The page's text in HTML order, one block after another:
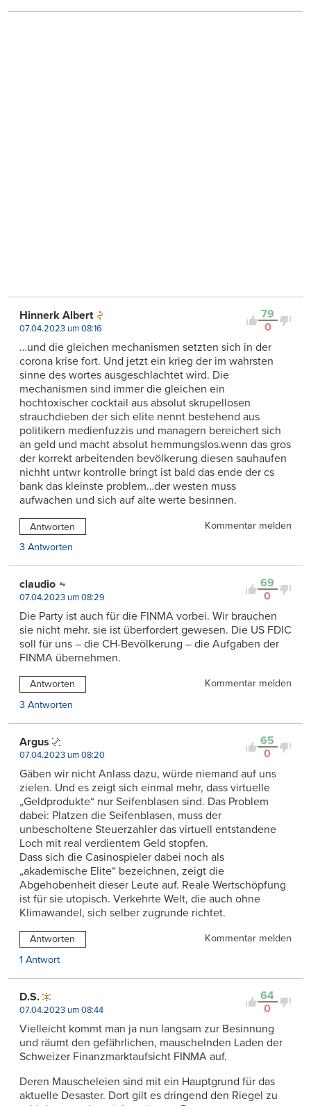
79
0
Hinnerk Albert
07.04.2023 um 08:16
…und die gleichen mechanismen setzten sich in der
corona krise fort. Und jetzt ein krieg der im wahrsten
sinne des wortes ausgeschlachtet wird. Die
mechanismen sind immer die gleichen ein
hochtoxischer cocktail aus absolut skrupellosen
strauchdieben der sich elite nennt bestehend aus
politikern medienfuzzis und managern bereichert sich
an geld und macht absolut hemmungslos.wenn das gros
der korrekt arbeitenden bevölkerung diesen sauhaufen
nichht untwr kontrolle bringt ist bald das ende der cs
bank das kleinste problem…der westen muss
aufwachen und sich auf alte werte besinnen.
Antworten
Kommentar melden
3 Antworten
69
0
claudio
07.04.2023 um 08:29
Die Party ist auch für die FINMA vorbei. Wir brauchen
sie nicht mehr. sie ist überfordert gewesen. Die US FDIC
soll für uns – die CH-Bevölkerung – die Aufgaben der
FINMA übernehmen.
Antworten
Kommentar melden
3 Antworten
65
0
Argus
07.04.2023 um 08:20
Gäben wir nicht Anlass dazu, würde niemand auf uns
zielen. Und es zeigt sich einmal mehr, dass virtuelle
„Geldprodukte“ nur Seifenblasen sind. Das Problem
dabei: Platzen die Seifenblasen, muss der
unbescholtene Steuerzahler das virtuell entstandene
Loch mit real verdientem Geld stopfen.
Dass sich die Casinospieler dabei noch als
„akademische Elite“ bezeichnen, zeigt die
Abgehobenheit dieser Leute auf. Reale Wertschöpfung
ist für sie utopisch. Verkehrte Welt, die auch ohne
Klimawandel, sich selber zugrunde richtet.
Antworten
Kommentar melden
1 Antwort
64
0
D.S.
07.04.2023 um 08:44
Vielleicht kommt man ja nun langsam zur Besinnung
und räumt den gefährlichen, mauschelnden Laden der
Schweizer Finanzmarktaufsicht FINMA auf.
Deren Mauscheleien sind mit ein Hauptgrund für das
aktuelle Desaster. Dort gilt es dringend den Riegel zu